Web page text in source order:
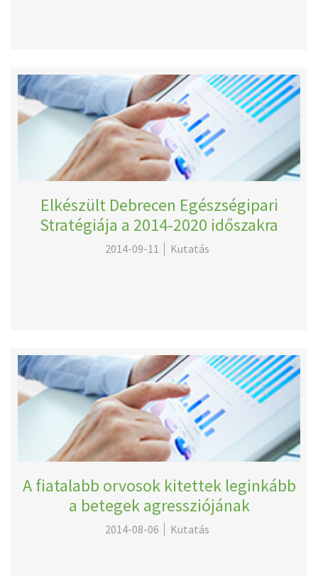
Elkészült Debrecen Egészségipari
Stratégiája a 2014-2020 időszakra
2014-09-11 Kutatás
A fiatalabb orvosok kitettek leginkább
a betegek agressziójának
2014-08-06 Kutatás